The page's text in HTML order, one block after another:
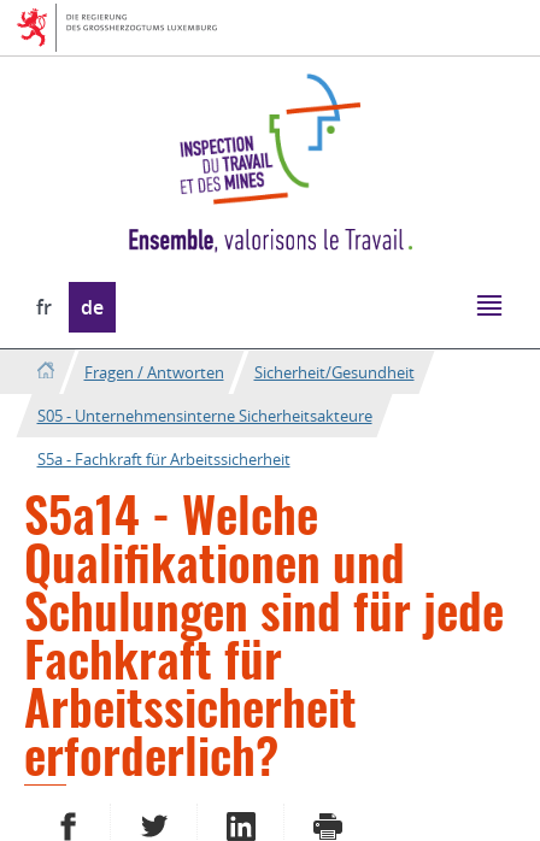
Zur
Navigation
Zum
Inhalt
Sprache
wechseln
fr de
Fragen / Antworten
Sicherheit/Gesundheit
S05 - Unternehmensinterne Sicherheitsakteure
S5a - Fachkraft für Arbeitssicherheit
S5a14 - Welche
Qualifikationen und
Schulungen sind für jede
Fachkraft für
Arbeitssicherheit
erforderlich?
AUF FACEBOOK TEILENAUF TWITTER TEILENAUF LINKEDIN TEILEN
DRUCKEN